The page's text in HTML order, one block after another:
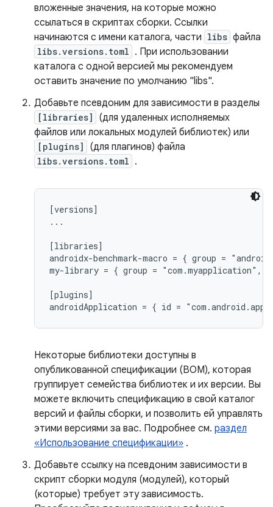
вложенные значения, на которые можно
ссылаться в скриптах сборки. Ссылки
начинаются с имени каталога, части libs файла
libs.versions.toml . При использовании
каталога с одной версией мы рекомендуем
оставить значение по умолчанию "libs".
Добавьте псевдоним для зависимости в разделы
[libraries]
(для удаленных исполняемых
файлов или локальных модулей библиотек) или
[plugins] (для плагинов) файла
libs.versions.toml .
[versions]
...
[libraries]
androidx-benchmark-macro = { group =
my-library = { group =
[plugins]
Некоторые библиотеки доступны в
опубликованной спецификации (BOM), которая
группирует семейства библиотек и их версии. Вы
можете включить спецификацию в свой каталог
версий и файлы сборки, и позволить ей управлять
этими версиями за вас. Подробнее см. раздел
«Использование спецификации» .
Добавьте ссылку на псевдоним зависимости в
скрипт сборки модуля (модулей), который
(которые) требует эту зависимость.